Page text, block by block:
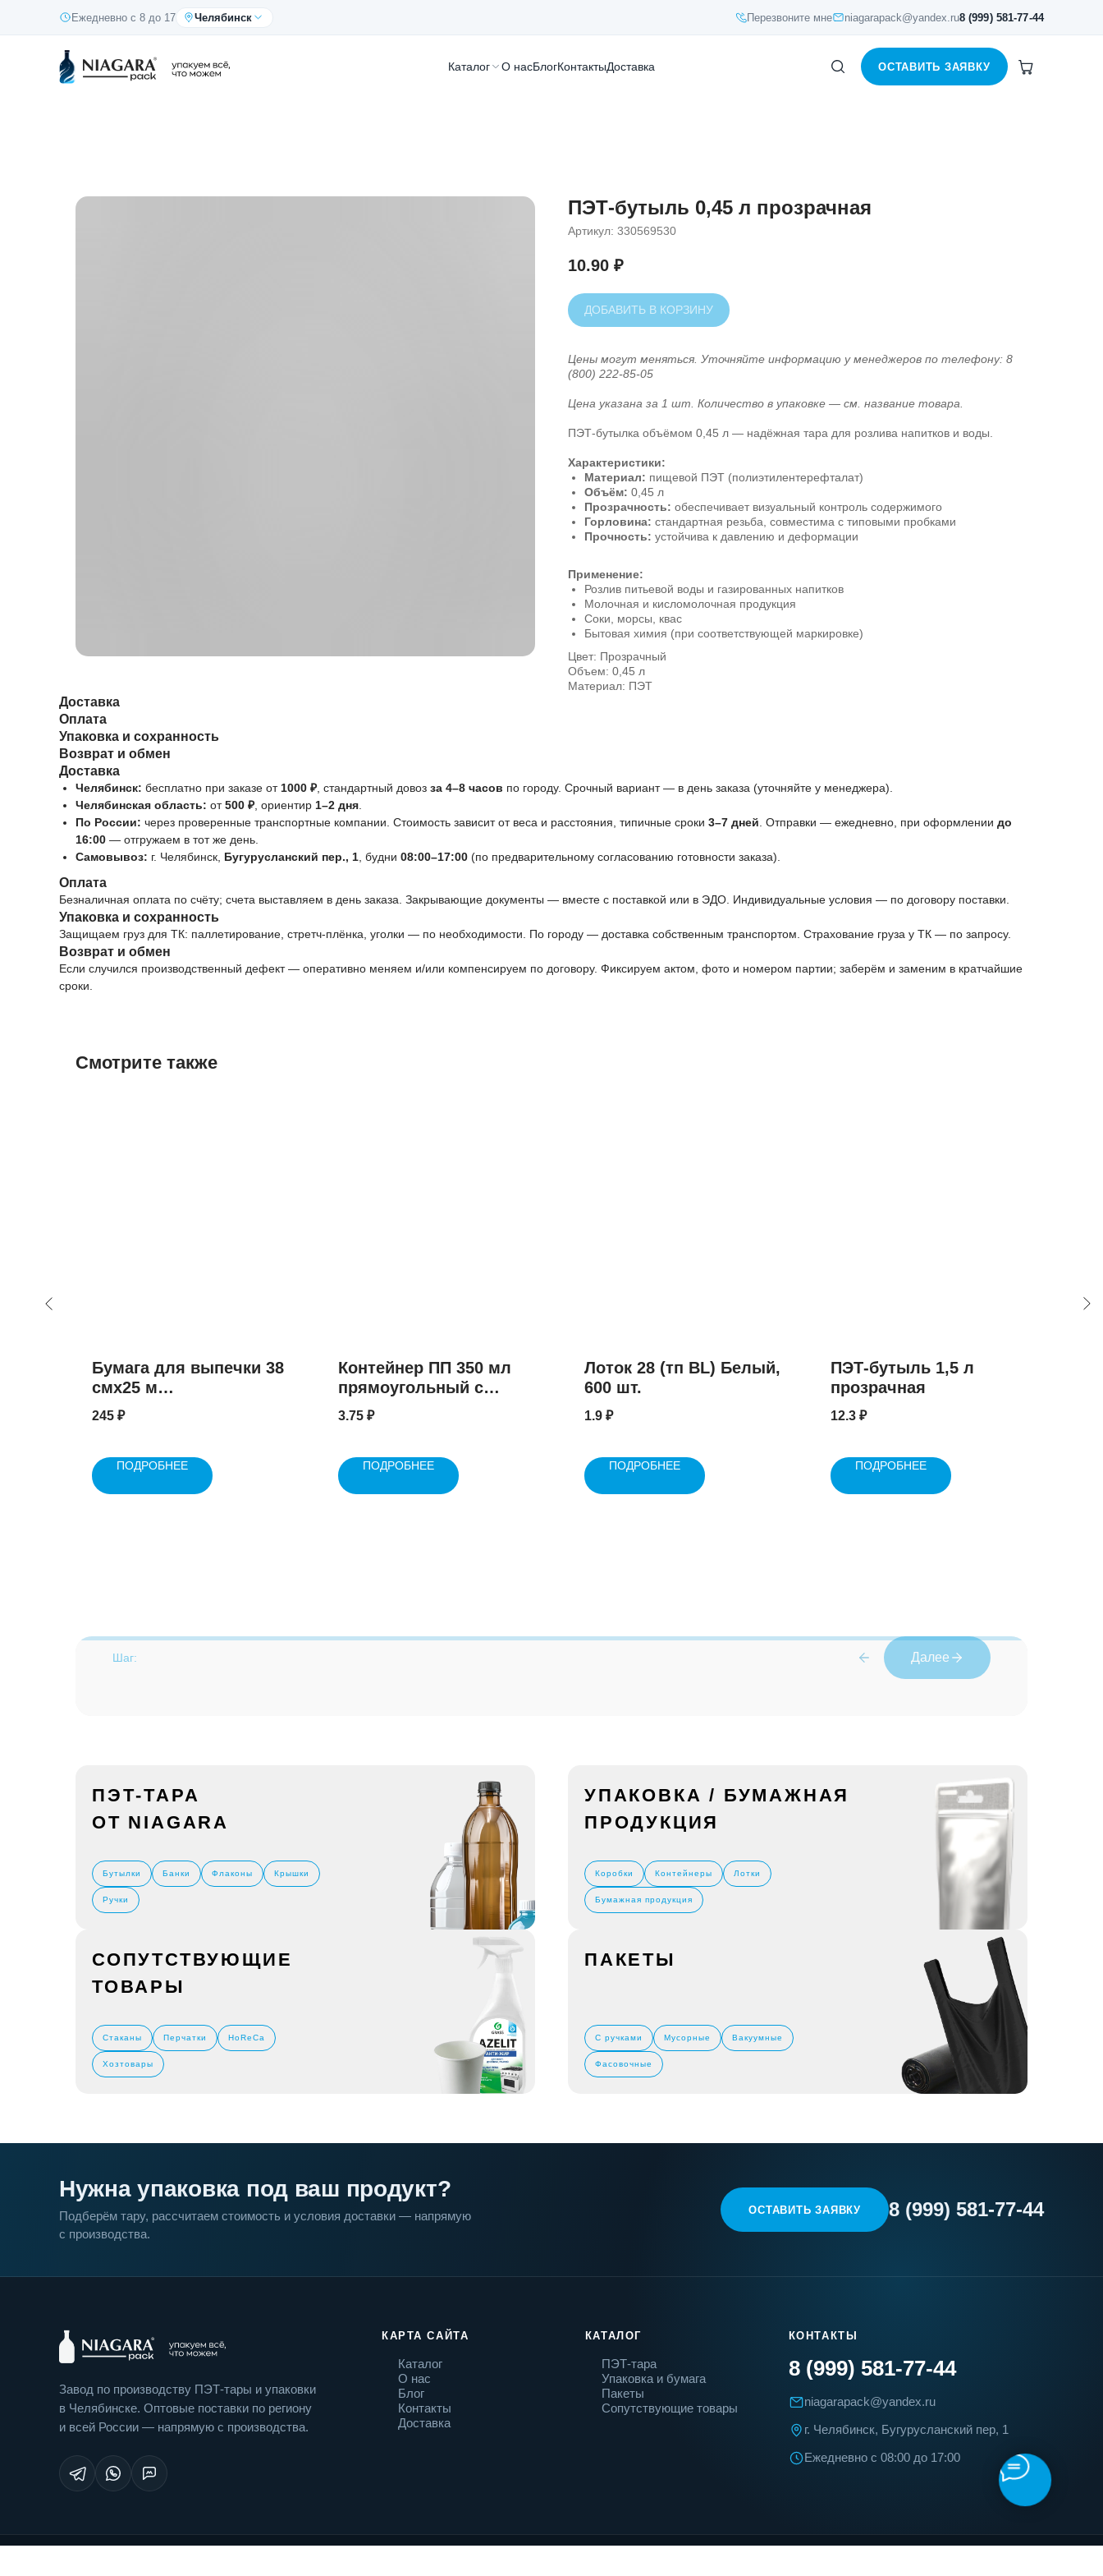
Ежедневно с 8 до 17 Челябинск Перезвоните мне niagarapack@yandex.ru8 (999) 581-77-44
Каталог О насБлогКонтактыДоставка ОСТАВИТЬ ЗАЯВКУ
ПЭТ-бутыль 0,45 л прозрачная
Артикул: 330569530
10.90 ₽
ДОБАВИТЬ В КОРЗИНУ
Цены могут меняться. Уточняйте информацию у менеджеров по телефону: 8
(800) 222-85-05
Цена указана за 1 шт. Количество в упаковке — см. название товара.
ПЭТ-бутылка объёмом 0,45 л — надёжная тара для розлива напитков и воды.
Характеристики:
Материал: пищевой ПЭТ (полиэтилентерефталат)
Объём: 0,45 л
Прозрачность: обеспечивает визуальный контроль содержимого
Горловина: стандартная резьба, совместима с типовыми пробками
Прочность: устойчива к давлению и деформации
Применение:
Розлив питьевой воды и газированных напитков
Молочная и кисломолочная продукция
Соки, морсы, квас
Бытовая химия (при соответствующей маркировке)
Цвет: Прозрачный
Объем: 0,45 л
Материал: ПЭТ
Доставка
Оплата
Упаковка и сохранность
Возврат и обмен
Доставка
Челябинск: бесплатно при заказе от 1000 ₽, стандартный довоз за 4–8 часов по городу. Срочный вариант — в день заказа (уточняйте у менеджера).
Челябинская область: от500 ₽, ориентир 1–2 дня
По России: через проверенные транспортные компании. Стоимость зависит от веса и расстояния, типичные сроки 3–7 дней . Отправки — ежедневно, при оформлении до
16:00 — отгружаем в тот же день.
Самовывоз: г. Челябинск, Бугурусланский пер., 1 , будни 08:00–17:00 (по предварительному согласованию готовности заказа).
Оплата
Безналичная оплата по счёту; счета выставляем в день заказа. Закрывающие документы — вместе с поставкой или в ЭДО. Индивидуальные условия — по договору поставки.
Упаковка и сохранность
Защищаем груз для ТК: паллетирование, стретч-плёнка, уголки — по необходимости. По городу — доставка собственным транспортом. Страхование груза у ТК — по запросу.
Возврат и обмен
Если случился производственный дефект — оперативно меняем и/или компенсируем по договору. Фиксируем актом, фото и номером партии; заберём и заменим в кратчайшие
сроки.
Смотрите также
Бумага для выпечки 38
смх25 м
силиконизированная
245 ₽
ПОДРОБНЕЕ
Контейнер ПП 350 мл
прямоугольный с
крышкой 108x82x70
3.75 ₽
ПОДРОБНЕЕ
Лоток 28 (тп BL) Белый,
600 шт.
1.9 ₽
ПОДРОБНЕЕ
ПЭТ-бутыль 1,5 л
прозрачная
12.3 ₽
ПОДРОБНЕЕ
Шаг: Далее
ПЭТ-ТАРА
ОТ NIAGARA
Бутылки Банки Флаконы Крышки
Ручки
УПАКОВКА / БУМАЖНАЯ
ПРОДУКЦИЯ
Коробки Контейнеры Лотки
Бумажная продукция
СОПУТСТВУЮЩИЕ
ТОВАРЫ
Стаканы Перчатки HoReCa
Хозтовары
ПАКЕТЫ
С ручками Мусорные Вакуумные
Фасовочные
Нужна упаковка под ваш продукт?
Подберём тару, рассчитаем стоимость и условия доставки — напрямую
с производства.
ОСТАВИТЬ ЗАЯВКУ 8 (999) 581-77-44
Завод по производству ПЭТ-тары и упаковки
в Челябинске. Оптовые поставки по региону
и всей России — напрямую с производства.
КАРТА САЙТА
Каталог
О нас
Блог
Контакты
Доставка
КАТАЛОГ
ПЭТ-тара
Упаковка и бумага
Пакеты
Сопутствующие товары
КОНТАКТЫ
8 (999) 581-77-44
niagarapack@yandex.ru
г. Челябинск, Бугурусланский пер, 1
Ежедневно с 08:00 до 17:00